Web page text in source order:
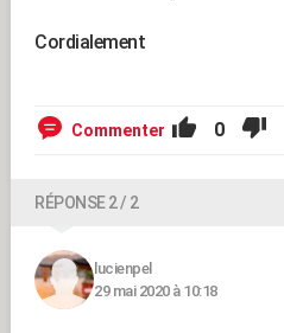
Cordialement
Commenter 0
RÉPONSE 2 / 2
lucienpel
29 mai 2020 à 10:18